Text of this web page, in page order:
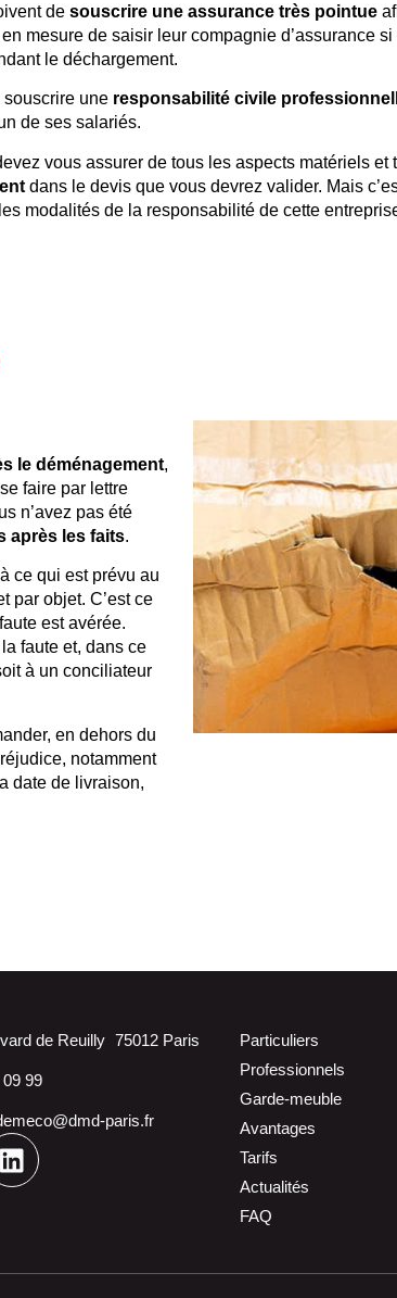
de souscrire une assurance très pointue
mesure de saisir leur compagnie d’assurance
le déchargement.
souscrire une responsabilité civile
de ses salariés.
vous assurer de tous les aspects matériels
dans le devis que vous devrez valider. Mais
modalités de la responsabilité de cette
le déménagement,
faire par lettre
n’avez pas été
après les faits.
ce qui est prévu au
par objet. C’est ce
est avérée.
faute et, dans ce
à un conciliateur
en dehors du
notamment
date de livraison,
de Reuilly 75012 Paris
99
paris.fr
Particuliers
Professionnels
Garde-meuble
Avantages
Tarifs
Actualités
FAQ